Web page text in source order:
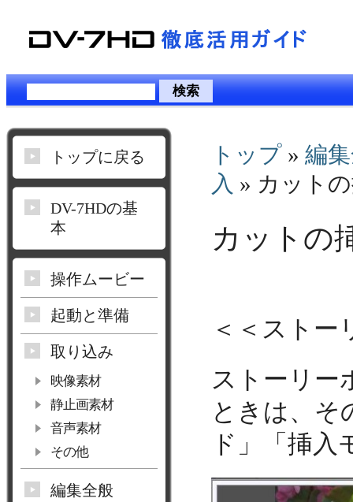
トップ » 編
入 » カット
カットの
＜＜ストー
ストーリー
ときは、そ
ド」「挿
トップに戻る
DV-7HDの基
本
操作ムービー
起動と準備
取り込み
映像素材
静止画素材
音声素材
その他
編集全般